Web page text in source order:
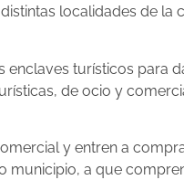
localidades de la
turísticos para
de ocio y
y entren a
a que